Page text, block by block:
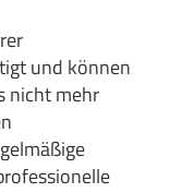
und können
nicht mehr